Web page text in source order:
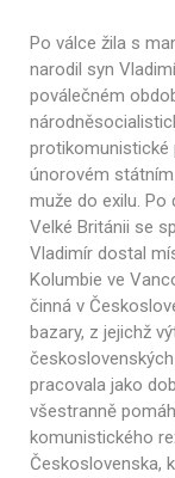
Po válce žila s
narodil syn
poválečném
protikomunistické
únorovém
muže do exilu.
Velké Británii se
Vladimír dostal
Kolumbie ve
činná v
bazary, z jejichž
pracovala jako
všestranně
komunistického
Československa,